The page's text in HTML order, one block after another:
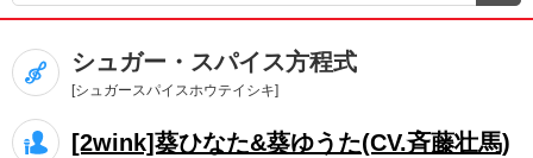
カラオケ＠DAM
ユーザー検索
キャンペーン
シュガー・スパイス方程式
[シュガースパイスホウテイシキ]
[2wink]葵ひなた&葵ゆうた(CV.斉藤壮馬)